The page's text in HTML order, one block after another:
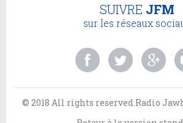
SUIVRE JFM
sur les réseaux
© 2018 All rights reserved.Radio